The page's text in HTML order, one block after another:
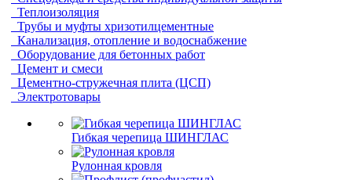
Теплоизоляция
Трубы и муфты хризотилцементные
Канализация, отопление и водоснабжение
Оборудование для бетонных работ
Цемент и смеси
Цементно-стружечная плита (ЦСП)
Электротовары
Гибкая черепица ШИНГЛАС
Рулонная кровля